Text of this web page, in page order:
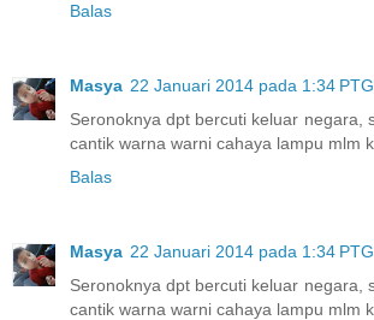
Balas
Masya 22 Januari 2014 pada 1:34 PTG
Seronoknya dpt bercuti keluar negara,
cantik warna warni cahaya lampu mlm
Balas
Masya 22 Januari 2014 pada 1:34 PTG
Seronoknya dpt bercuti keluar negara,
cantik warna warni cahaya lampu mlm